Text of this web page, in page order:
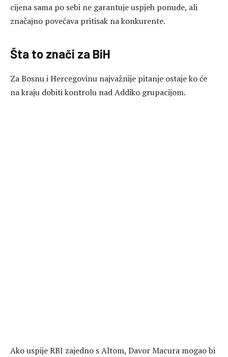
cijena sama po sebi ne garantuje uspjeh ponude, ali
značajno povećava pritisak na konkurente.
Šta to znači za BiH
Za Bosnu i Hercegovinu najvažnije pitanje ostaje ko će
na kraju dobiti kontrolu nad Addiko grupacijom.
Ako uspije RBI zajedno s Altom, Davor Macura mogao bi